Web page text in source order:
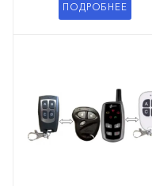
ПОДРОБНЕЕ